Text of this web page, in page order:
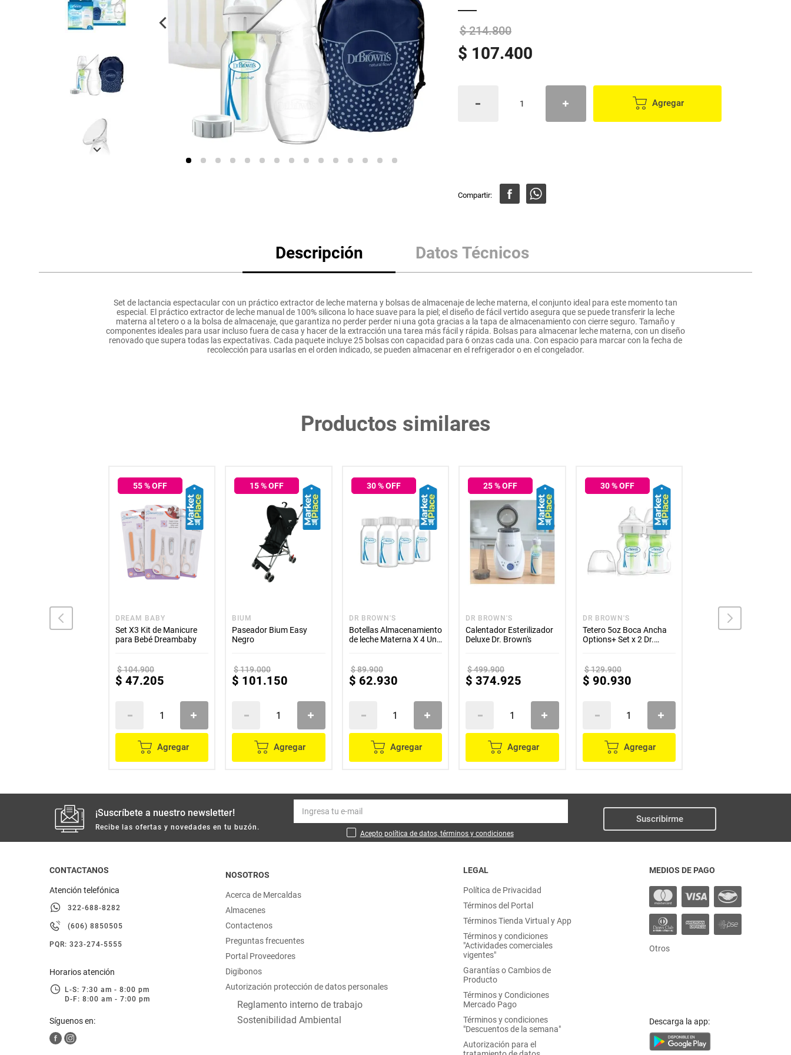
vinos y licores
mascotas
hogar
$ 214.800
$ 107.400
Agregar
Descripción Datos Técnicos
Set de lactancia espectacular con un práctico extractor de leche materna y bolsas de almacenaje de leche materna, el conjunto ideal para este momento tan
especial. El práctico extractor de leche manual de 100% silicona lo hace suave para la piel; el diseño de fácil vertido asegura que se puede transferir la leche
materna al tetero o a la bolsa de almacenaje, que garantiza no perder perder ni una gota gracias a la tapa de almacenamiento con cierre seguro. Tamaño y
componentes ideales para usar incluso fuera de casa y hacer de la extracción una tarea más fácil y rápida. Bolsas para almacenar leche materna, con un diseño
renovado que supera todas las expectativas. Cada paquete incluye 25 bolsas con capacidad para 6 onzas cada una. Con espacio para marcar con la fecha de
recolección para usarlas en el orden indicado, se pueden almacenar en el refrigerador o en el congelador.
Productos similares
COMEJA de tela
55% OFF
DREAM BABY
Set X3 Kit de Manicure
para Bebé Dreambaby
$104.900
$ 47.205
Agregar
15% OFF
BIUM
Paseador Bium Easy
Negro
$119.000
$ 101.150
Agregar
30% OFF
DR BROWN'S
Botellas Almacenamiento
de leche Materna X 4 Und
$89.900
$ 62.930
Agregar
25% OFF
DR BROWN'S
Calentador Esterilizador
Deluxe Dr. Brown's
$499.900
$ 374.925
Agregar
30% OFF
DR BROWN'S
Tetero 5oz Boca Ancha
Options+ Set x 2 Dr.
$129.900
$ 90.930
Agregar
DR BROWN'S
Dispensador de Leche y
¡Suscríbete a nuestro newsletter!
Recibe las ofertas y novedades en tu buzón.
Acepto política de datos, términos y condiciones
Suscribirme
CONTACTANOS
Atención telefónica
322-688-8282
(606) 8850505
PQR: 323-274-5555
Horarios atención
L-S: 7:30 am - 8:00 pm
D-F: 8:00 am - 7:00 pm
Síguenos en:
NOSOTROS
Acerca de Mercaldas
Almacenes
Contactenos
Preguntas frecuentes
Portal Proveedores
Digibonos
Autorización protección de datos personales
Reglamento interno de trabajo
Sostenibilidad Ambiental
LEGAL
Política de Privacidad
Términos del Portal
Términos Tienda Virtual y App
Términos y condiciones
"Actividades comerciales
vigentes"
Garantías o Cambios de
Producto
Términos y Condiciones
Mercado Pago
Términos y condiciones
"Descuentos de la semana"
Autorización para el
MEDIOS DE PAGO
Otros
Descarga la app:
Mantequilla